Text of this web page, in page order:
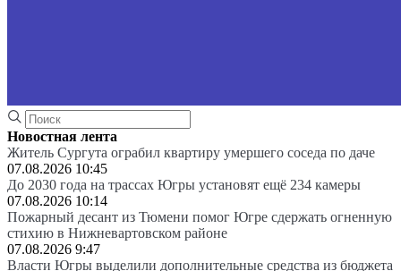
Новостная лента
Житель Сургута ограбил квартиру умершего соседа по даче
07.08.2026 10:45
До 2030 года на трассах Югры установят ещё 234 камеры
07.08.2026 10:14
Пожарный десант из Тюмени помог Югре сдержать огненную
стихию в Нижневартовском районе
07.08.2026 9:47
Власти Югры выделили дополнительные средства из бюджета